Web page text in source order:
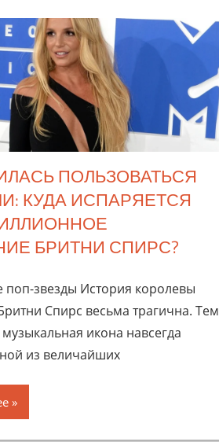
ПОЛЬЗОВАТЬСЯ
КУДА ИСПАРЯЕТСЯ
БРИТНИ СПИРС?
поп-звезды История королевы
Спирс весьма трагична. Тем
икона навсегда
из величайших